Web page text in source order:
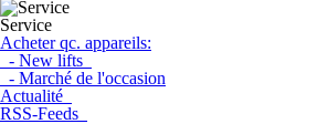
Service
Acheter qc. appareils:
- New lifts
- Marché de l'occasion
Actualité
RSS-Feeds